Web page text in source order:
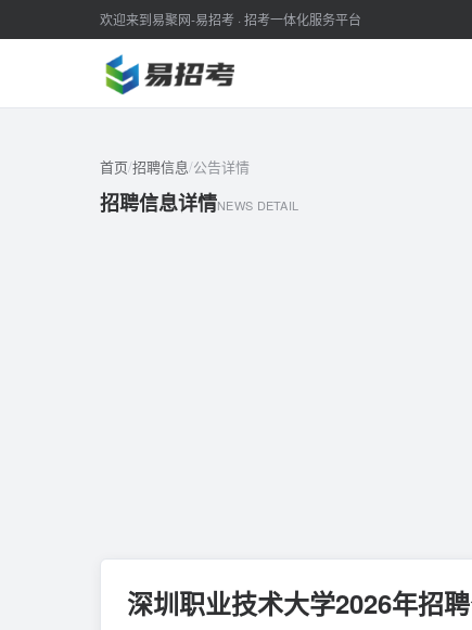
欢迎来到易聚网-易招考 · 招考一体化服务平台
首页/招聘信息/公告详情
招聘信息详情NEWS DETAIL
深圳职业技术大学2026年招